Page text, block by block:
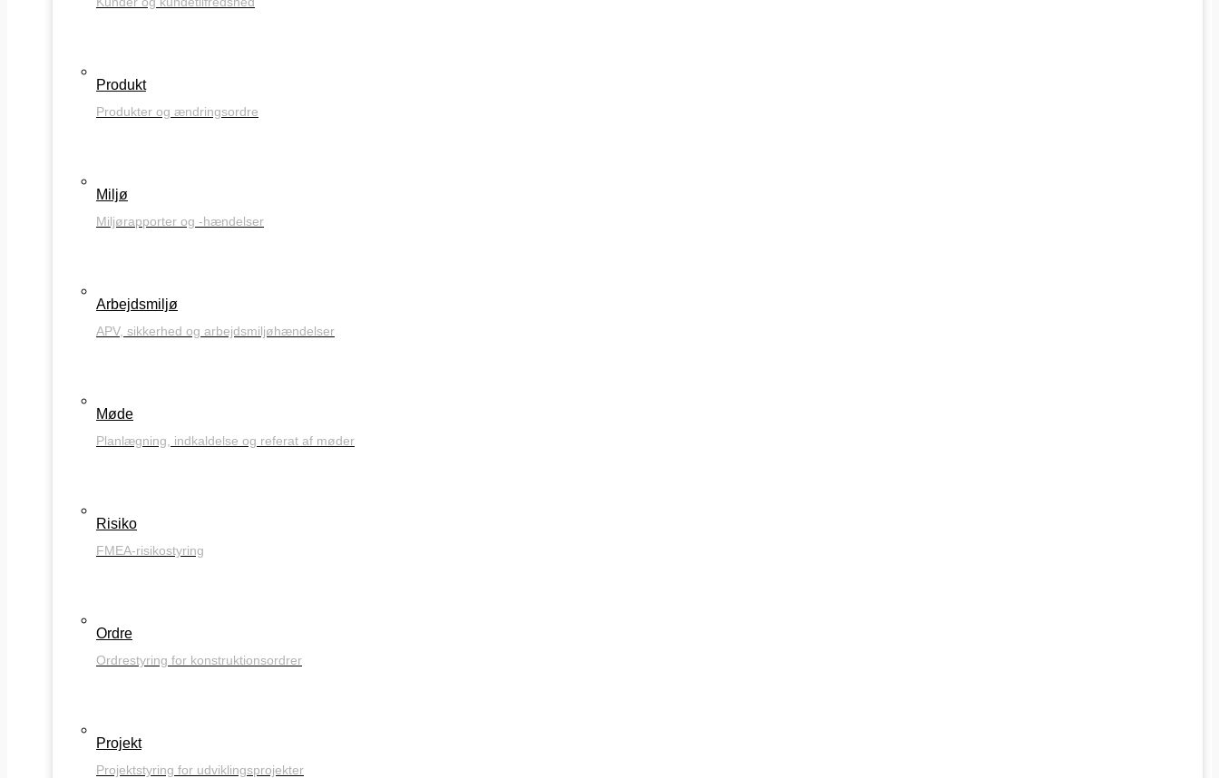
Produkt
Produkter og ændringsordre
Miljø
Miljørapporter og -hændelser
Arbejdsmiljø
APV, sikkerhed og arbejdsmiljøhændelser
Møde
Planlægning, indkaldelse og referat af møder
Risiko
FMEA-risikostyring
Ordre
Ordrestyring for konstruktionsordrer
Projekt
Projektstyring for udviklingsprojekter